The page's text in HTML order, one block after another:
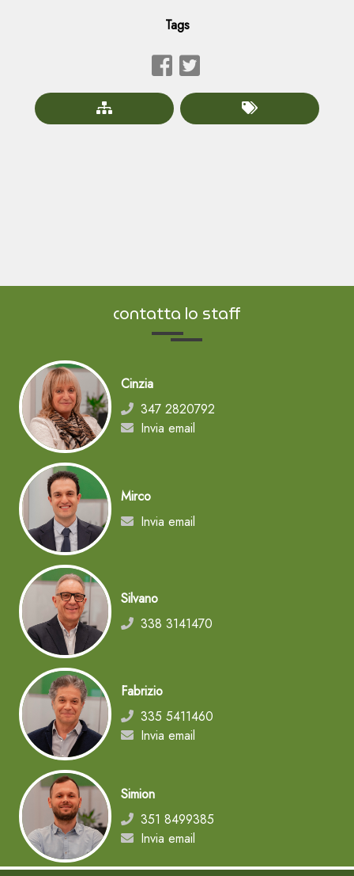
Tags
contatta lo staff
Cinzia
347 2820792
Invia email
Mirco
Invia email
Silvano
338 3141470
Fabrizio
335 5411460
Invia email
Simion
351 8499385
Invia email